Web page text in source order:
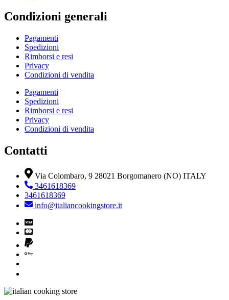
Condizioni generali
Pagamenti
Spedizioni
Rimborsi e resi
Privacy
Condizioni di vendita
Pagamenti
Spedizioni
Rimborsi e resi
Privacy
Condizioni di vendita
Contatti
Via Colombaro, 9 28021 Borgomanero (NO) ITALY
3461618369
3461618369
info@italiancookingstore.it